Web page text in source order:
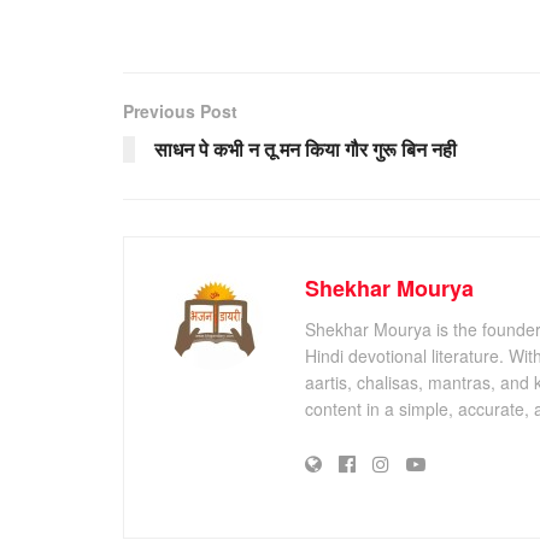
Previous Post
साधन पे कभी न तू मन किया गौर गुरू बिन नही
Shekhar Mourya
Shekhar Mourya is the
Hindi devotional literature.
aartis, chalisas, mantras, and
content in a simple, accurate,